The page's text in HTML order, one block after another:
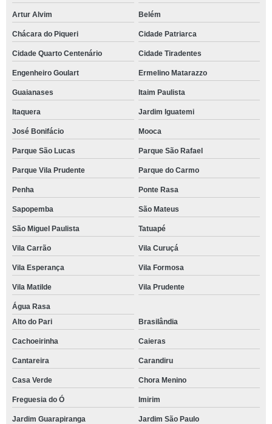
Artur Alvim Belém
Chácara do Piqueri Cidade Patriarca
Cidade Quarto Centenário Cidade Tiradentes
Engenheiro Goulart Ermelino Matarazzo
Guaianases Itaim Paulista
Itaquera Jardim Iguatemi
José Bonifácio Mooca
Parque São Lucas Parque São Rafael
Parque Vila Prudente Parque do Carmo
Penha Ponte Rasa
Sapopemba São Mateus
São Miguel Paulista Tatuapé
Vila Carrão Vila Curuçá
Vila Esperança Vila Formosa
Vila Matilde Vila Prudente
Água Rasa
Alto do Pari
Brasilândia
Cachoeirinha Caieras
Cantareira Carandiru
Casa Verde Chora Menino
Freguesia do Ó Imirim
Jardim Guarapiranga Jardim São Paulo